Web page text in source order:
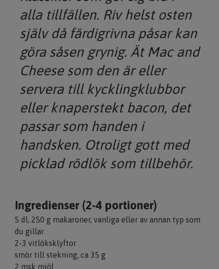
alla tillfällen. Riv helst osten
själv då färdigrivna påsar kan
göra såsen grynig. Ät Mac and
Cheese som den är eller
servera till kycklingklubbor
eller knaperstekt bacon, det
passar som handen i
handsken. Otroligt gott med
picklad rödlök som tillbehör.
Ingredienser (2-4 portioner)
5 dl, 250 g makaroner, vanliga eller av annan typ som
du gillar
2-3 vitlöksklyftor
smör till stekning, ca 35 g
2 msk mjöl